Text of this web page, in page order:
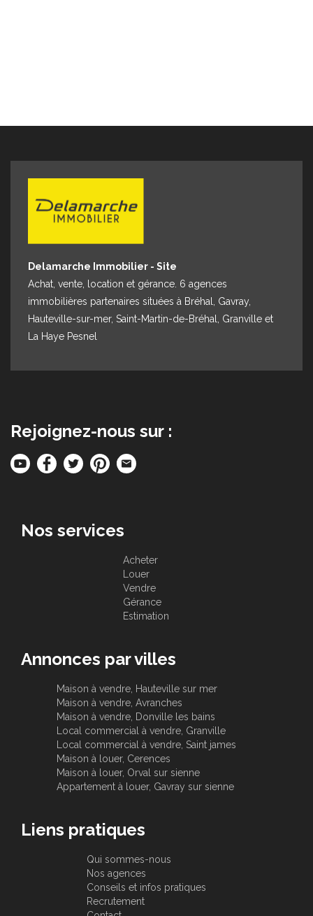
Delamarche Immobilier - Site
Achat, vente, location et gérance. 6 agences
immobilières partenaires situées à Bréhal, Gavray,
Hauteville-sur-mer, Saint-Martin-de-Bréhal, Granville et
La Haye Pesnel
Rejoignez-nous sur :
Nos services
Acheter
Louer
Vendre
Gérance
Estimation
Annonces par villes
Maison à vendre, Hauteville sur mer
Maison à vendre, Avranches
Maison à vendre, Donville les bains
Local commercial à vendre, Granville
Local commercial à vendre, Saint james
Maison à louer, Cerences
Maison à louer, Orval sur sienne
Appartement à louer, Gavray sur sienne
Liens pratiques
Qui sommes-nous
Nos agences
Conseils et infos pratiques
Recrutement